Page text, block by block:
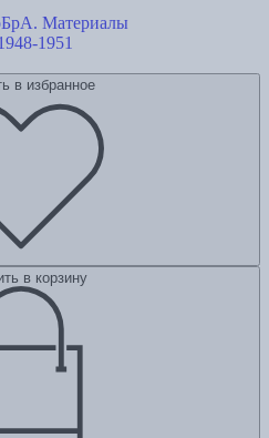
Материалы
1951
в избранное
в корзину